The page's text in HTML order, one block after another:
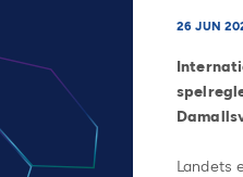
26 JUN
Landets